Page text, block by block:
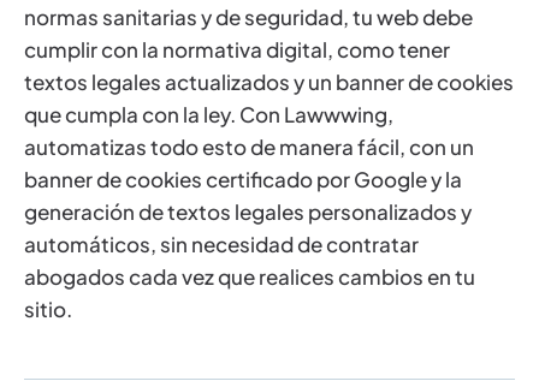
normas sanitarias y de seguridad, tu web debe
cumplir con la normativa digital, como tener
textos legales actualizados y un banner de cookies
que cumpla con la ley. Con Lawwwing,
automatizas todo esto de manera fácil, con un
banner de cookies certificado por Google y la
generación de textos legales personalizados y
automáticos, sin necesidad de contratar
abogados cada vez que realices cambios en tu
sitio.